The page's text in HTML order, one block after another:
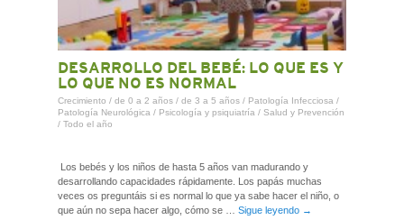
DESARROLLO DEL BEBÉ: LO QUE ES Y
LO QUE NO ES NORMAL
Crecimiento / de 0 a 2 años / de 3 a 5 años / Patología Infecciosa /
Patología Neurológica / Psicología y psiquiatría / Salud y Prevención
/ Todo el año
Los bebés y los niños de hasta 5 años van madurando y
desarrollando capacidades rápidamente. Los papás muchas
veces os preguntáis si es normal lo que ya sabe hacer el niño, o
que aún no sepa hacer algo, cómo se … Sigue leyendo →